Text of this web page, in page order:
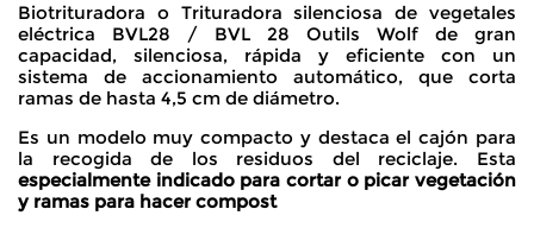
Biotrituradora o Trituradora silenciosa de vegetales
eléctrica BVL28 / BVL 28 Outils Wolf de gran
capacidad, silenciosa, rápida y eficiente con un
sistema de accionamiento automático, que corta
ramas de hasta 4,5 cm de diámetro.
Es un modelo muy compacto y destaca el cajón para
la recogida de los residuos del reciclaje. Esta
especialmente indicado para cortar o picar vegetación
y ramas para hacer compost